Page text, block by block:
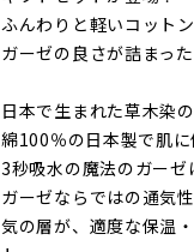
ふんわりと軽いコット
ガーゼの良さが詰まっ
日本で生まれた草木染
綿100％の日本製で肌に
3秒吸水の魔法のガーゼ
ガーゼならではの通気
気の層が、適度な保温